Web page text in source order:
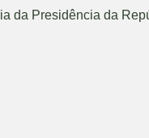
da Presidência da